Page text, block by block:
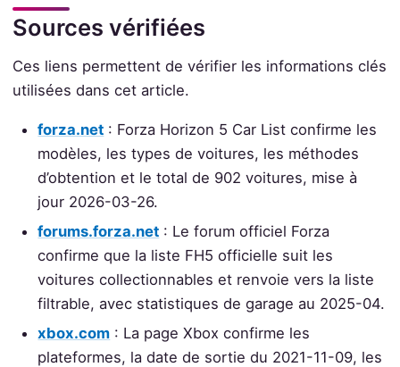
Sources vérifiées
Ces liens permettent de vérifier les informations clés
utilisées dans cet article.
forza.net : Forza Horizon 5 Car List confirme les
modèles, les types de voitures, les méthodes
d’obtention et le total de 902 voitures, mise à
jour 2026-03-26.
forums.forza.net : Le forum officiel Forza
confirme que la liste FH5 officielle suit les
voitures collectionnables et renvoie vers la liste
filtrable, avec statistiques de garage au 2025-04.
xbox.com : La page Xbox confirme les
plateformes, la date de sortie du 2021-11-09, les